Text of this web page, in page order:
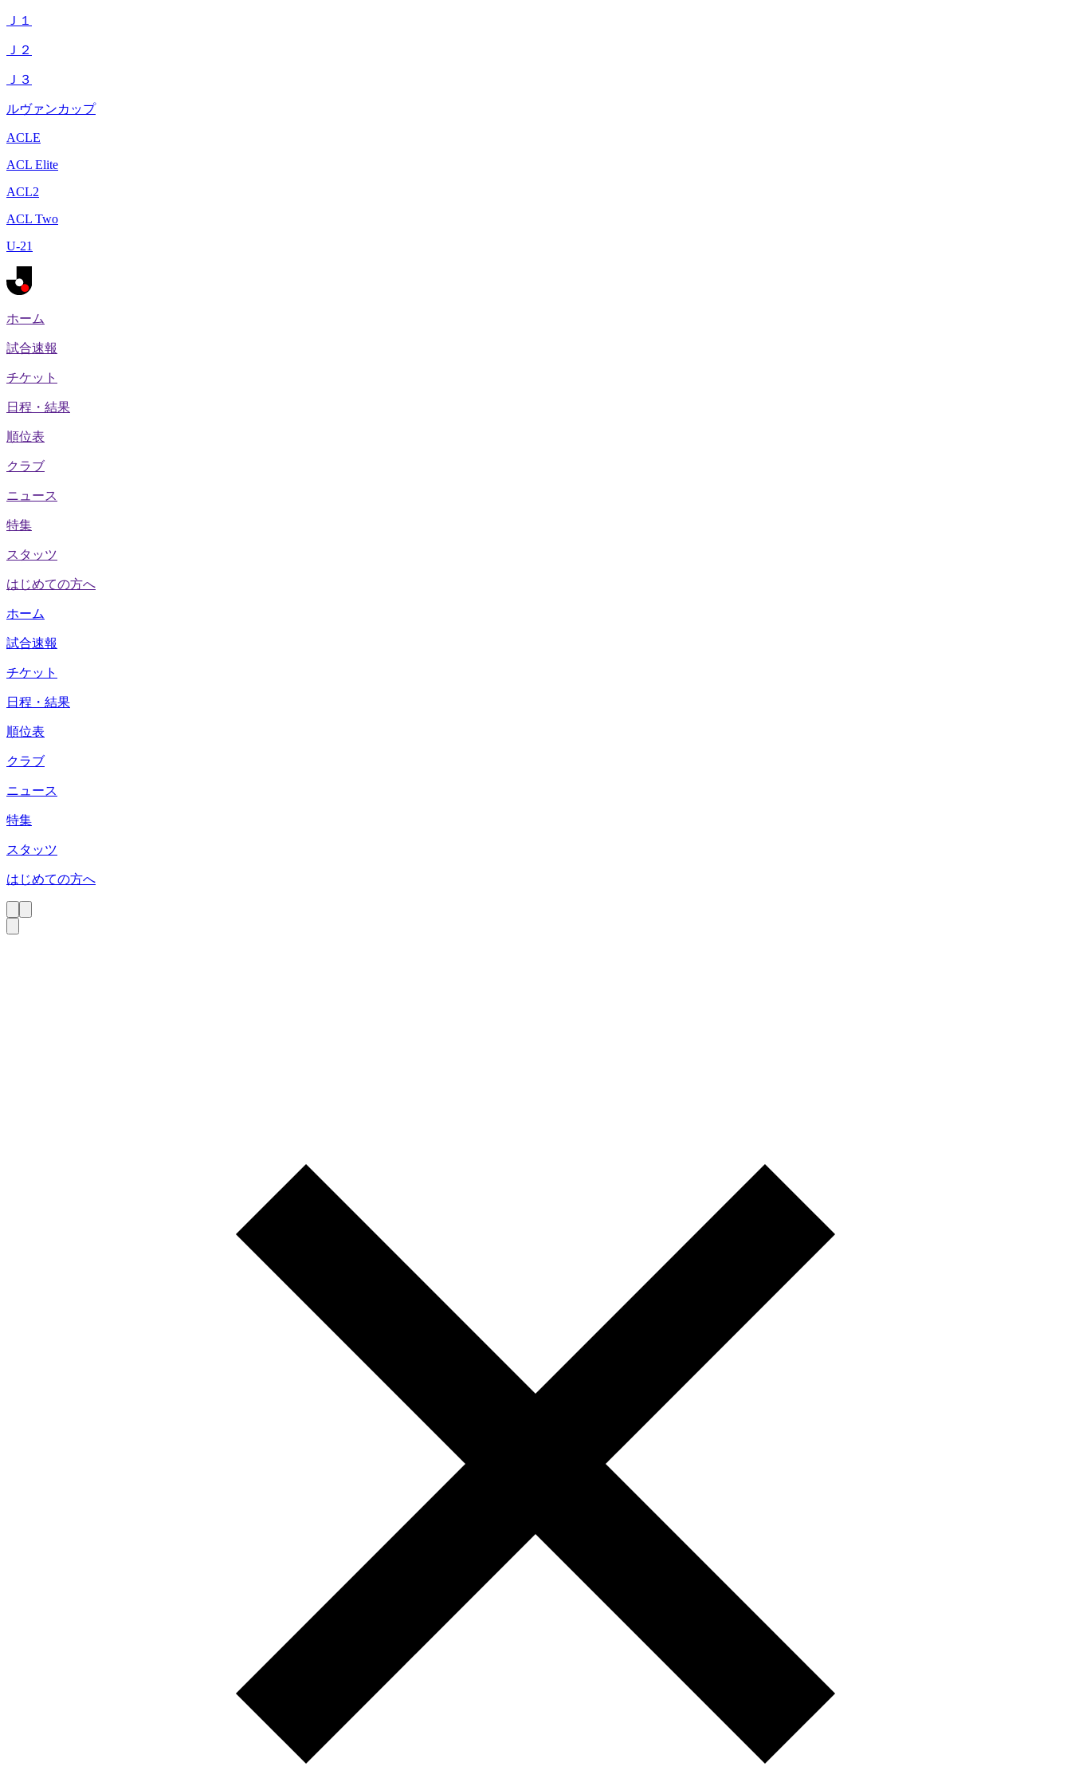
Ｊ１
Ｊ２
Ｊ３
ルヴァンカップ
ACLE
ACL Elite
ACL2
ACL Two
U-21
ホーム
試合速報
チケット
日程・結果
順位表
クラブ
ニュース
特集
スタッツ
はじめての方へ
ホーム
試合速報
チケット
日程・結果
順位表
クラブ
ニュース
特集
スタッツ
はじめての方へ